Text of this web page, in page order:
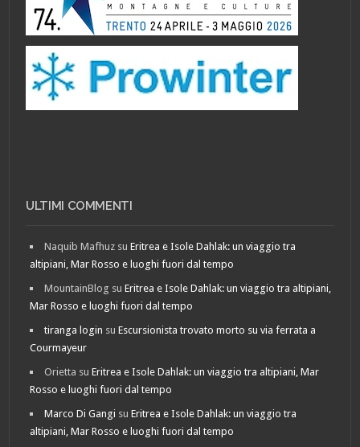
ULTIMI COMMENTI
Naquib Mafhuz suEritrea e Isole Dahlak: un viaggio tra
altipiani, Mar Rosso e luoghi fuori dal tempo
MountainBlog suEritrea e Isole Dahlak: un viaggio tra altipiani,
Mar Rosso e luoghi fuori dal tempo
tiranga login suEscursionista trovato morto su via ferrata a
Courmayeur
Orietta suEritrea e Isole Dahlak: un viaggio tra altipiani, Mar
Rosso e luoghi fuori dal tempo
Marco Di Gangi suEritrea e Isole Dahlak: un viaggio tra
altipiani, Mar Rosso e luoghi fuori dal tempo